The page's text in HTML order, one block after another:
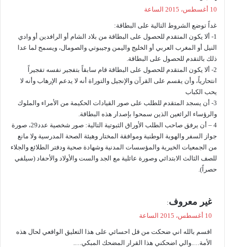
ل
10 أغسطس، 2015 الساعة
غداً توضع الشروط التالية على البطاقة:
1- ألا يكون المتقدم للحصول على البطاقة من بلاد الشام أو الرافدين أو وادي
النيل أو المغرب العربي أو الخليج واليمن وجيبوتي والصومال، ويسمح لما عدا
ذلك بالتقدم للحصول على البطاقة.
2- ألا يكون المتقدم للحصول على البطاقة قام سابقاً بتفجير نفسه تفجيراً
انتحارياً، وأن يقسم على القرآن والإنجيل والتوراة أنه لا يدعم الإرهاب وأنه لا
يحب الكباب
3- أن يسجد المتقدم للطلب على صور القيادات الحكيمة من الأمراء والملوك
والرؤساء الرائعين الذين سمحوا بإصدار هذه البطاقة.
4 – أن يرفق صاحب الطلب الأوراق الثبوتية التالية: صور شخصية عدد29، صورة
جواز السفر والهوية الوطنية وموافقة المختار وهيئة الصحة المدرسية ولا مانع
من الجمعيات الخيرية والمؤسسات المدنية وشهادة صحية ودفتر الطلائع والجلاء
للصف الثالث الابتدائي وصورة عائلية مع الجد والست والأولاد والأحفاد (سيلفي
حصراً).
ي
ل
غير معروف:
10 أغسطس، 2015 الساعة
اقسم بالله اني ضحكت من قل احسائي على هذا التعليق الواقعي لحال هذه
الأمة….والي اضحكني هذا القرار المضحك المبكي….